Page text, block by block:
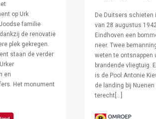
op Urk
familie
de renovatie
plek gekregen.
staan de verder
en
Het monument
De Duitsers schieten
van 28 augustus
Eindhoven een
neer. Twee
weten te ontsnappen
brandende vliegtuig.
is de Pool Antonie
de landing bij
terecht[…]